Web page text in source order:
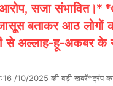
सजा संभावित।*
बताकर आठ लोगों
से अल्लाह-हू-अकबर के
/10/2025 की बड़ी खबरें*ट्रंप का